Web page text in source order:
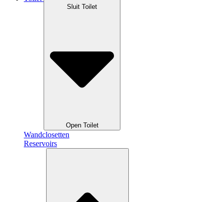
Sluit Toilet
Open Toilet
Wandclosetten
Reservoirs